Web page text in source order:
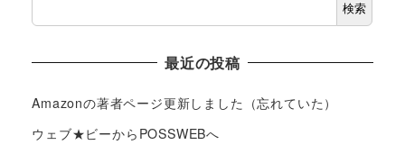
検索
最近の投稿
Amazonの著者ページ更新しました（忘れていた）
ウェブ★ビーからPOSSWEBへ